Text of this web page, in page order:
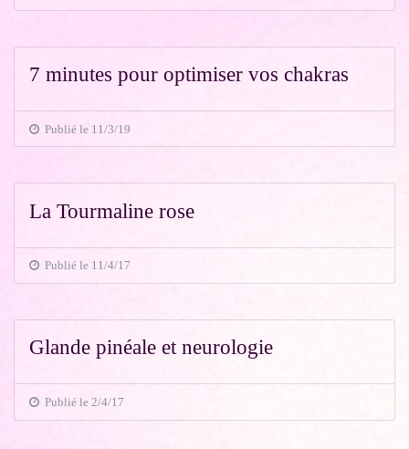
7 minutes pour optimiser vos chakras
Publié le 11/3/19
La Tourmaline rose
Publié le 11/4/17
Glande pinéale et neurologie
Publié le 2/4/17